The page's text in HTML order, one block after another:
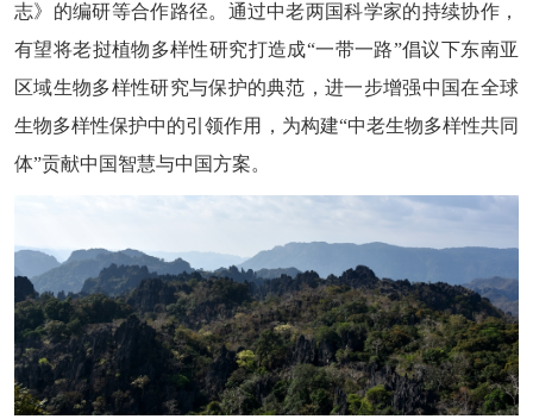
志》的编研等合作路径。通过中老两国科学家的持续协作，
有望将老挝植物多样性研究打造成“一带一路”倡议下东南亚
区域生物多样性研究与保护的典范，进一步增强中国在全球
生物多样性保护中的引领作用，为构建“中老生物多样性共同
体”贡献中国智慧与中国方案。